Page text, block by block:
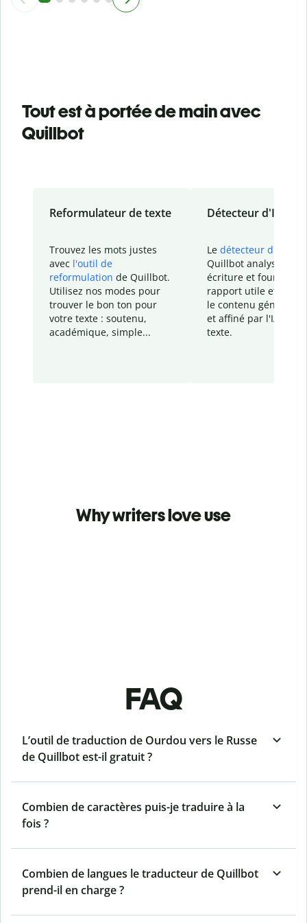
Tout est à portée de main avec
Quillbot
Reformulateur de texte
Trouvez les mots justes
avec l'outil de
reformulation de Quillbot.
Utilisez nos modes pour
trouver le bon ton pour
votre texte : soutenu,
académique, simple...
Détecteur d'IA
Le détecteur d'IA
Quillbot analyse votre
écriture et fournit un
rapport utile et
le contenu généré
et affiné par l'IA
texte.
Why writers love use
FAQ
L’outil de traduction de Ourdou vers le Russe
de Quillbot est-il gratuit ?
Combien de caractères puis-je traduire à la
fois ?
Combien de langues le traducteur de Quillbot
prend-il en charge ?